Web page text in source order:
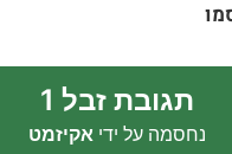
תגובת זבל 1
נחסמה על ידי אקיזמט